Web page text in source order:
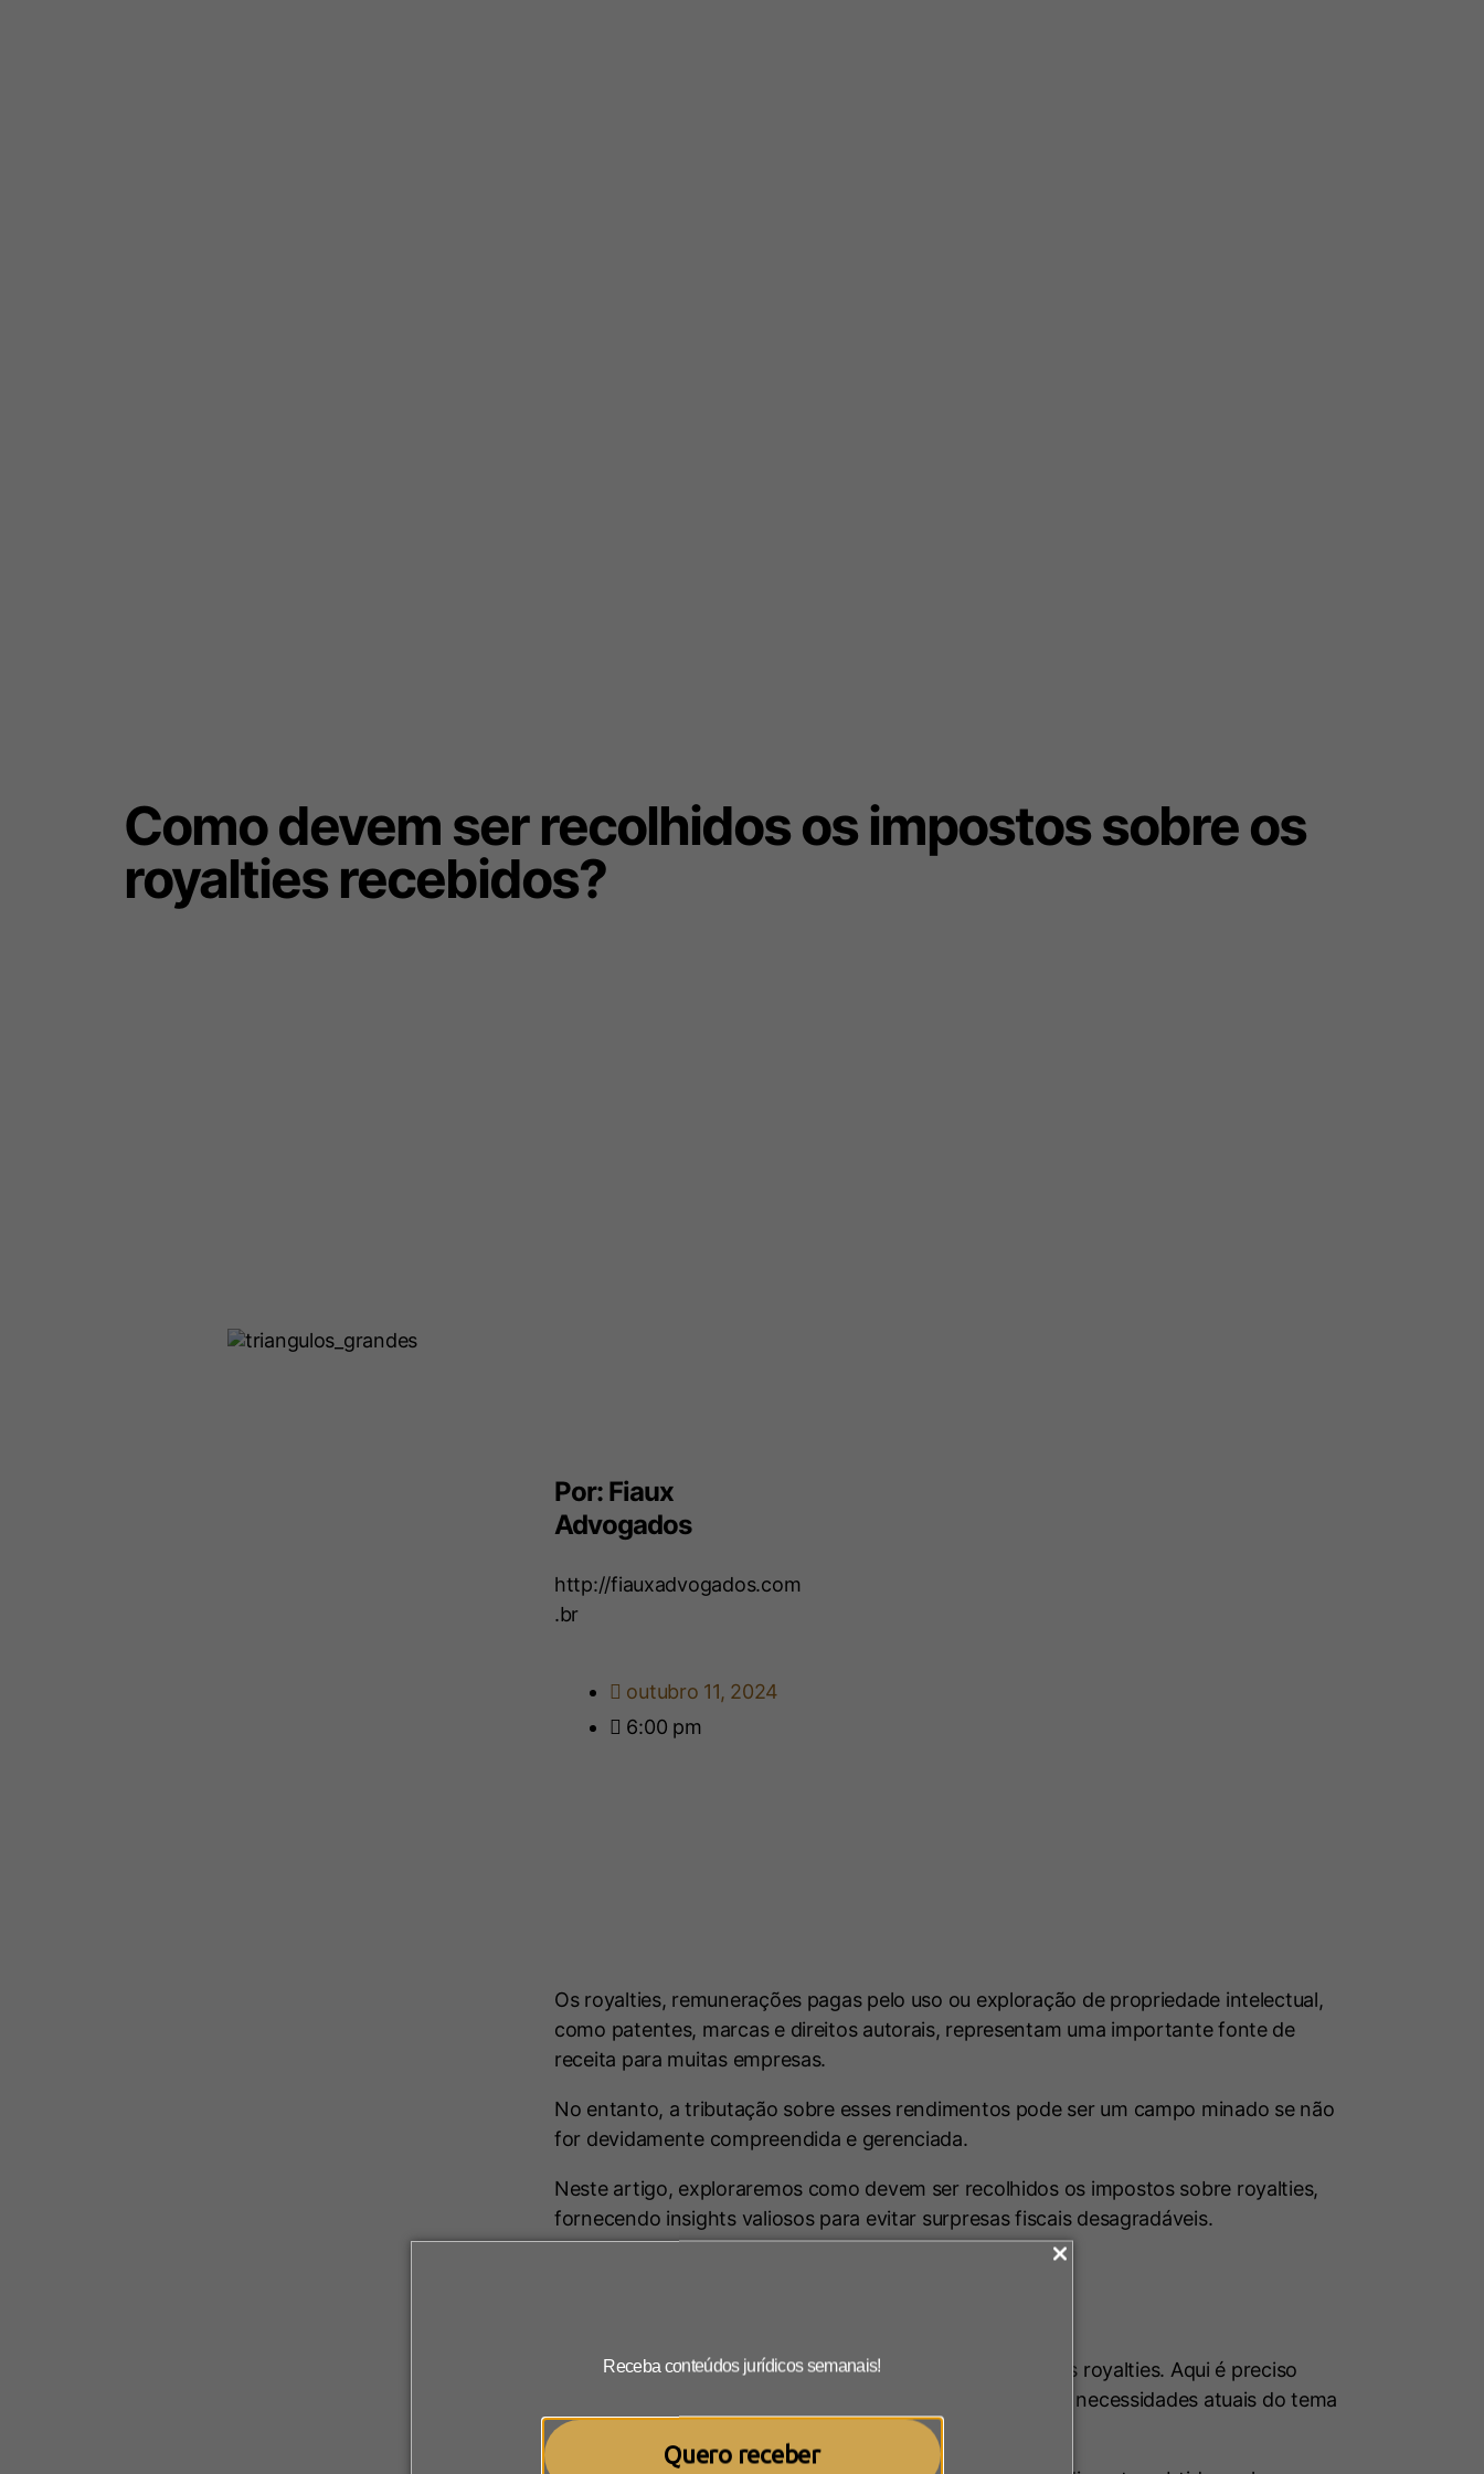
Receba conteúdos jurídicos semanais!
Quero receber
Como devem ser recolhidos os impostos sobre os
royalties recebidos?
Por: Fiaux
Advogados
http://fiauxadvogados.com
.br
outubro 11, 2024
6:00 pm
Os royalties, remunerações pagas pelo uso ou exploração de propriedade intelectual,
como patentes, marcas e direitos autorais, representam uma importante fonte de
receita para muitas empresas.
No entanto, a tributação sobre esses rendimentos pode ser um campo minado se não
for devidamente compreendida e gerenciada.
Neste artigo, exploraremos como devem ser recolhidos os impostos sobre royalties,
fornecendo insights valiosos para evitar surpresas fiscais desagradáveis.
No Brasil, a Lei n. 4.506/1964 regula a tributação sobre os royalties. Aqui é preciso
salientar que esta é uma lei antiga, que não contempla as necessidades atuais do tema
e que é objeto de críticas entre os especialistas.